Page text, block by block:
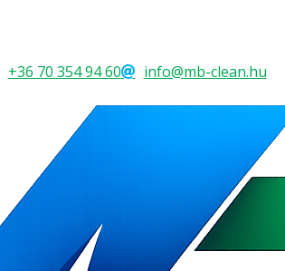
+36 70 354 94 60
info@mb-clean.hu